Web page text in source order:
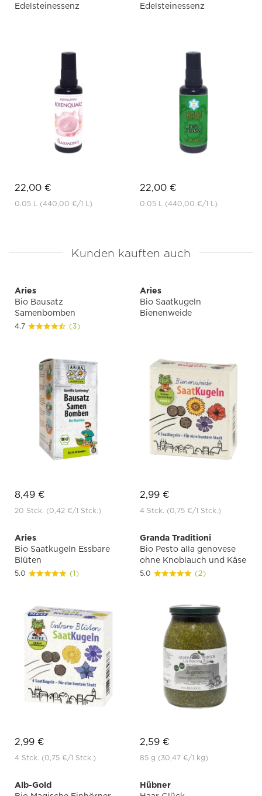
Edelsteinessenz
22,00 €
0.05 L (440,00 €/1 L)
Edelsteinessenz
22,00 €
0.05 L (440,00 €/1 L)
Kunden kauften auch
Aries
Bio Bausatz
Samenbomben
4.7 (3)
8,49 €
20 Stck. (0,42 €/1 Stck.)
Aries
Bio Saatkugeln
Bienenweide
2,99 €
4 Stck. (0,75 €/1 Stck.)
Aries
Bio Saatkugeln Essbare
Blüten
5.0 (1)
2,99 €
4 Stck. (0,75 €/1 Stck.)
Granda Traditioni
Bio Pesto alla genovese
ohne Knoblauch und Käse
5.0 (2)
2,59 €
85 g (30,47 €/1 kg)
Alb-Gold
Hübner